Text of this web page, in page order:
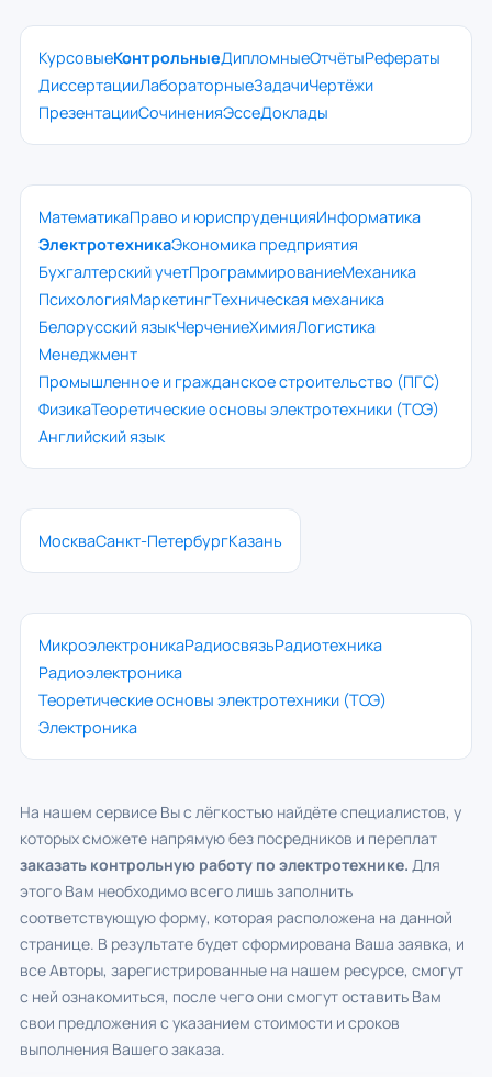
КурсовыеКонтрольныеДипломныеОтчётыРефераты
ДиссертацииЛабораторныеЗадачиЧертёжи
ПрезентацииСочиненияЭссеДоклады
МатематикаПраво и юриспруденцияИнформатика
ЭлектротехникаЭкономика предприятия
Бухгалтерский учетПрограммированиеМеханика
ПсихологияМаркетингТехническая механика
Белорусский языкЧерчениеХимияЛогистика
Менеджмент
Промышленное и гражданское строительство (ПГС)
ФизикаТеоретические основы электротехники (ТОЭ)
Английский язык
МоскваСанкт-ПетербургКазань
МикроэлектроникаРадиосвязьРадиотехника
Радиоэлектроника
Теоретические основы электротехники (ТОЭ)
Электроника
На нашем сервисе Вы с лёгкостью найдёте специалистов, у
которых сможете напрямую без посредников и переплат
заказать контрольную работу по электротехнике. Для
этого Вам необходимо всего лишь заполнить
соответствующую форму, которая расположена на данной
странице. В результате будет сформирована Ваша заявка, и
все Авторы, зарегистрированные на нашем ресурсе, смогут
с ней ознакомиться, после чего они смогут оставить Вам
свои предложения с указанием стоимости и сроков
выполнения Вашего заказа.